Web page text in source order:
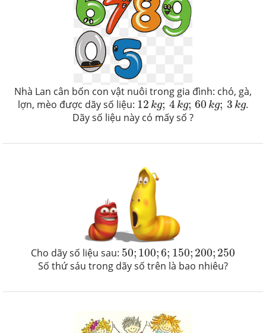
Nhà Lan cân bốn con vật nuôi trong gia đình: chó, gà,
lợn, mèo được dãy số liệu: 12 kg; 4 kg; 60 kg; 3 kg
12kg;4kg;60kg;3kg
.
Dãy số liệu này có mấy số ?
Cho dãy số liệu sau: 50; 100;6; 150; 200; 250
50;100;6; 150;200;250
Số thứ sáu trong dãy số trên là bao nhiêu?